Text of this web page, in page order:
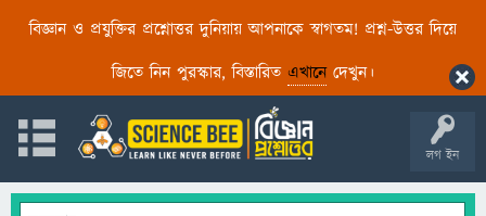
বিজ্ঞান ও প্রযুক্তির প্রশ্নোত্তর দুনিয়ায় আপনাকে স্বাগতম! প্রশ্ন-উত্তর দিয়ে
জিতে নিন পুরস্কার, বিস্তারিত এখানেদেখুন।
লগ ইন